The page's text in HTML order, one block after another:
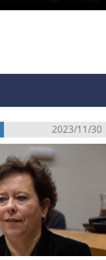
2023/11/30